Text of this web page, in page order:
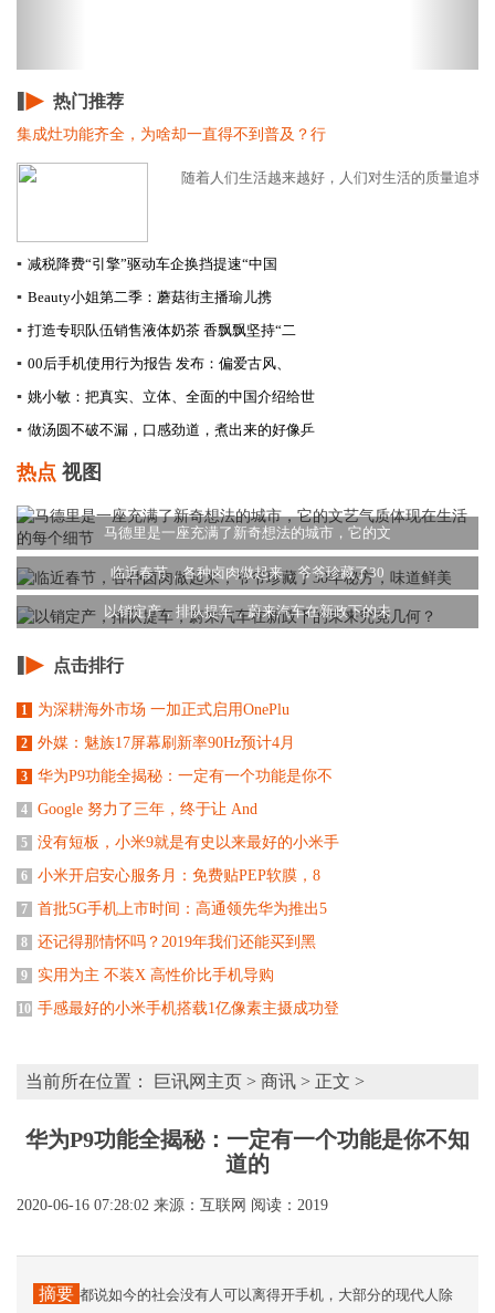
热门推荐
集成灶功能齐全，为啥却一直得不到普及？行
随着人们生活越来越好，人们对生活的质量追求
▪ 减税降费“引擎”驱动车企换挡提速​“中国
▪ Beauty小姐第二季：蘑菇街主播瑜儿携
▪ 打造专职队伍销售液体奶茶 香飘飘坚持“二
▪ 00后手机使用行为报告 发布：偏爱古风、
▪ 姚小敏：把真实、立体、全面的中国介绍给世
▪ 做汤圆不破不漏，口感劲道，煮出来的好像乒
热点 视图
马德里是一座充满了新奇想法的城市，它的文
临近春节，各种卤肉做起来，爷爷珍藏了30
以销定产，排队提车，蔚来汽车在新政下的未
点击排行
1 为深耕海外市场 一加正式启用OnePlu
2 外媒：魅族17屏幕刷新率90Hz预计4月
3 华为P9功能全揭秘：一定有一个功能是你不
4 Google 努力了三年，终于让 And
5 没有短板，小米9就是有史以来最好的小米手
6 小米开启安心服务月：免费贴PEP软膜，8
7 首批5G手机上市时间：高通领先华为推出5
8 还记得那情怀吗？2019年我们还能买到黑
9 实用为主 不装X 高性价比手机导购
10 手感最好的小米手机搭载1亿像素主摄成功登
当前所在位置： 巨讯网主页 > 商讯 > 正文 >
华为P9功能全揭秘：一定有一个功能是你不知
道的
2020-06-16 07:28:02 来源：互联网 阅读：2019
摘要 都说如今的社会没有人可以离得开手机，大部分的现代人除